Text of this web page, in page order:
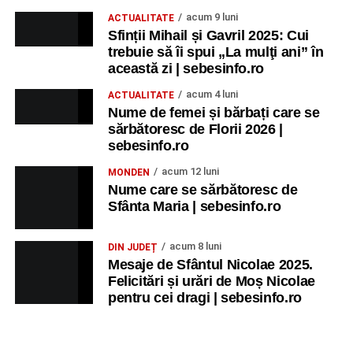
ACTUALITATE acum 9 luni
Sfinții Mihail și Gavril 2025: Cui
trebuie să îi spui „La mulţi ani” în
această zi | sebesinfo.ro
ACTUALITATE acum 4 luni
Nume de femei și bărbați care se
sărbătoresc de Florii 2026 |
sebesinfo.ro
MONDEN acum 12 luni
Nume care se sărbătoresc de
Sfânta Maria | sebesinfo.ro
DIN JUDEȚ acum 8 luni
Mesaje de Sfântul Nicolae 2025.
Felicitări și urări de Moș Nicolae
pentru cei dragi | sebesinfo.ro